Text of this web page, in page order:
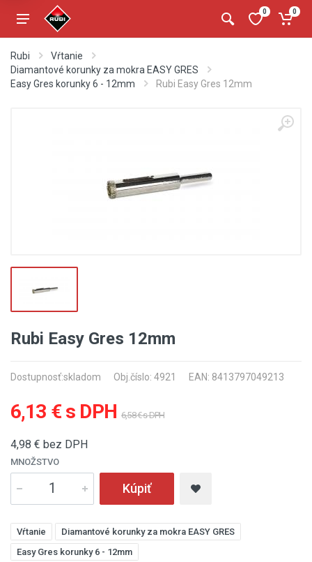
0 0
Rubi
Vŕtanie
Diamantové korunky za mokra EASY GRES
Easy Gres korunky 6 - 12mm
Rubi Easy Gres 12mm
Rubi Easy Gres 12mm
Dostupnosť:skladom Obj.číslo: 4921 EAN: 8413797049213
6,13 € s DPH 6,58 € s DPH
4,98 € bez DPH
MNOŽSTVO
Kúpiť
Vŕtanie
Diamantové korunky za mokra EASY GRES
Easy Gres korunky 6 - 12mm